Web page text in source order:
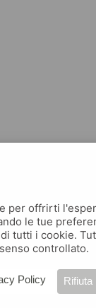
per offrirti
le tue
tutti i cookie.
controllato.
Rifiuta
Policy